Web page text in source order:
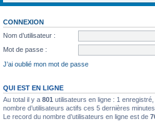
CONNEXION
Nom d’utilisateur :
Mot de passe :
J’ai oublié mon mot de passe
QUI EST EN LIGNE
Au total il y a 801 utilisateurs en ligne : 1
nombre d’utilisateurs actifs ces 5 dernières
Le record du nombre d’utilisateurs en ligne est de